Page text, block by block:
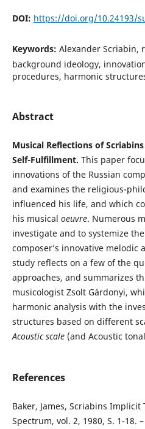
DOI: https://doi.org/10.24193/
Keywords: Alexander Scriabin,
background ideology,
procedures, harmonic
Abstract
Musical Reflections of
Self-Fulfillment. This paper
innovations of the Russian
and examines the religious-
influenced his life, and which
his musical oeuvre. Numerous
investigate and to systemize
composer’s innovative melodic
study reflects on a few of the
approaches, and summarizes
musicologist Zsolt Gárdonyi,
harmonic analysis with the
structures based on different
Acoustic scale(and Acoustic
References
Baker, James, Scriabins
Spectrum, vol. 2, 1980, S. 1-18. –